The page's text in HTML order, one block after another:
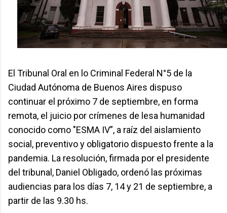
El Tribunal Oral en lo Criminal Federal N°5 de la
Ciudad Autónoma de Buenos Aires dispuso
continuar el próximo 7 de septiembre, en forma
remota, el juicio por crímenes de lesa humanidad
conocido como "ESMA IV”, a raíz del aislamiento
social, preventivo y obligatorio dispuesto frente a la
pandemia. La resolución, firmada por el presidente
del tribunal, Daniel Obligado, ordenó las próximas
audiencias para los días 7, 14 y 21 de septiembre, a
partir de las 9.30 hs.